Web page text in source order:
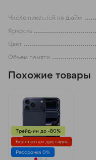
Число пикселей на дюйм
Яркость
Цвет
Объем памяти
Похожие товары
Трейд-ин до -80%
Бесплатная доставка
Рассрочка 0%